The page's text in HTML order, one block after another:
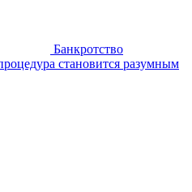
Банкротство
становится разумным